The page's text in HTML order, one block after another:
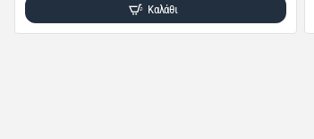
Καλάθι